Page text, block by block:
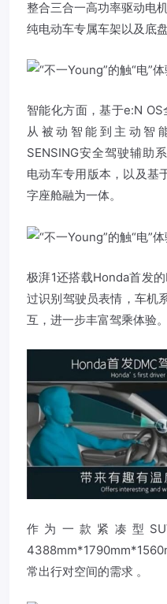
整合三合一高功率驱动电
纯电动车专属车架以及底盘
智能化方面，基于e:N
从被动智能到主动智
SENSING安全驾驶辅助
电动车专用版本，以及基
字座舱融为一体。
极湃1还搭载Honda首发
过识别驾驶员表情，车机
互，进一步丰富驾乘体验。
作为一款紧凑型
常出行对空间的需求 。